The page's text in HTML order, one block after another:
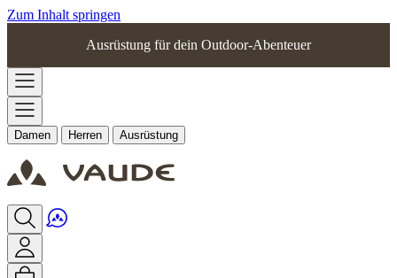
Zum Inhalt springen
Ausrüstung für dein Outdoor-Abenteuer
Damen Herren Ausrüstung